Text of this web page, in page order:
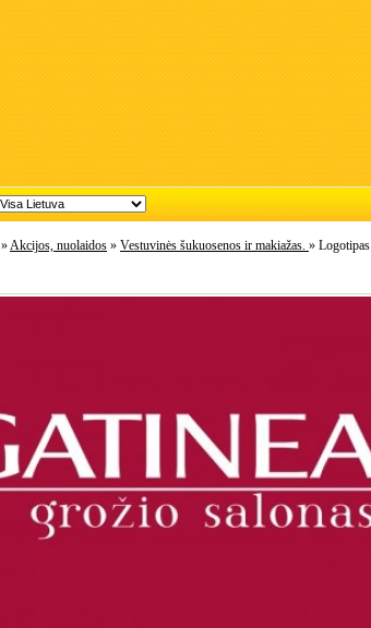
»Akcijos, nuolaidos » Vestuvinės šukuosenos ir makiažas. » Logotipas